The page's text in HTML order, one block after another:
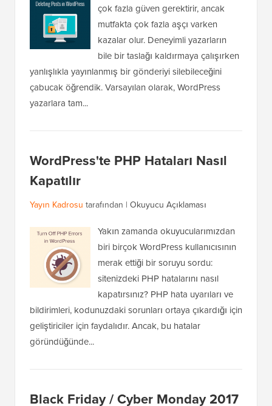
çok fazla güven gerektirir, ancak
mutfakta çok fazla aşçı varken
kazalar olur. Deneyimli yazarların
bile bir taslağı kaldırmaya çalışırken
yanlışlıkla yayınlanmış bir gönderiyi silebileceğini
çabucak öğrendik. Varsayılan olarak, WordPress
yazarlara tam...
WordPress'te PHP Hataları Nasıl
Kapatılır
Yayın Kadrosu tarafından | Okuyucu Açıklaması
Yakın zamanda okuyucularımızdan
biri birçok WordPress kullanıcısının
merak ettiği bir soruyu sordu:
sitenizdeki PHP hatalarını nasıl
kapatırsınız? PHP hata uyarıları ve
bildirimleri, kodunuzdaki sorunları ortaya çıkardığı için
geliştiriciler için faydalıdır. Ancak, bu hatalar
göründüğünde...
Black Friday / Cyber Monday 2017